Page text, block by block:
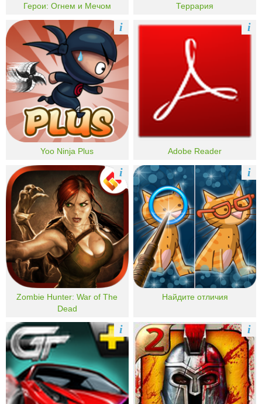
Герои: Огнем и Мечом Террария
Yoo Ninja Plus
i
Adobe Reader
i
Zombie Hunter: War of The
Dead
i
Найдите отличия
i
i i